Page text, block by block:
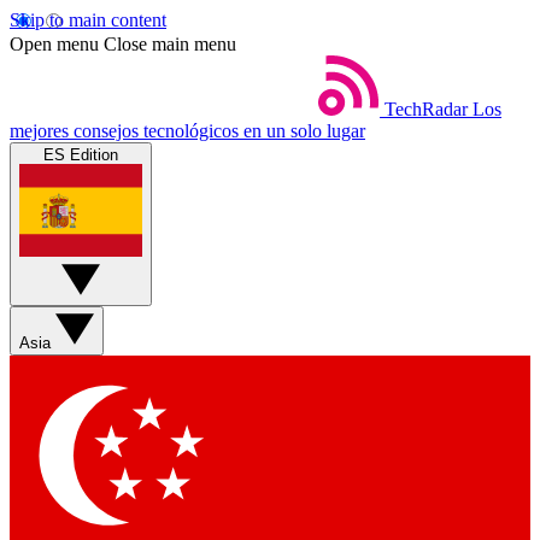
Skip to main content
Open menu Close main menu
TechRadar Los
mejores consejos tecnológicos en un solo lugar
ES Edition
Asia